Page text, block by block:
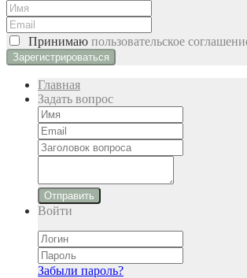
Принимаю пользовательское
Главная
Задать вопрос
Отправить
Войти
Забыли пароль?